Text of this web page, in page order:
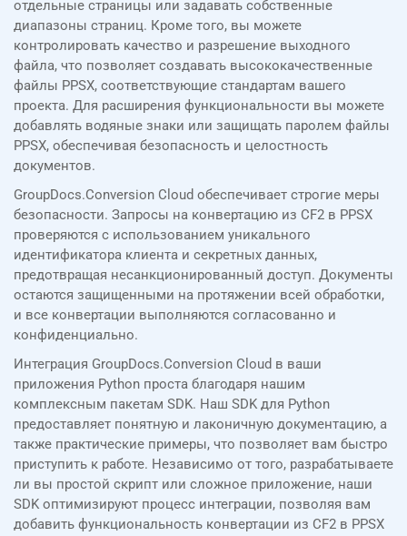
отдельные страницы или задавать собственные
диапазоны страниц. Кроме того, вы можете
контролировать качество и разрешение выходного
файла, что позволяет создавать высококачественные
файлы PPSX, соответствующие стандартам вашего
проекта. Для расширения функциональности вы можете
добавлять водяные знаки или защищать паролем файлы
PPSX, обеспечивая безопасность и целостность
документов.
GroupDocs.Conversion Cloud обеспечивает строгие меры
безопасности. Запросы на конвертацию из CF2 в PPSX
проверяются с использованием уникального
идентификатора клиента и секретных данных,
предотвращая несанкционированный доступ. Документы
остаются защищенными на протяжении всей обработки,
и все конвертации выполняются согласованно и
конфиденциально.
Интеграция GroupDocs.Conversion Cloud в ваши
приложения Python проста благодаря нашим
комплексным пакетам SDK. Наш SDK для Python
предоставляет понятную и лаконичную документацию, а
также практические примеры, что позволяет вам быстро
приступить к работе. Независимо от того, разрабатываете
ли вы простой скрипт или сложное приложение, наши
SDK оптимизируют процесс интеграции, позволяя вам
добавить функциональность конвертации из CF2 в PPSX